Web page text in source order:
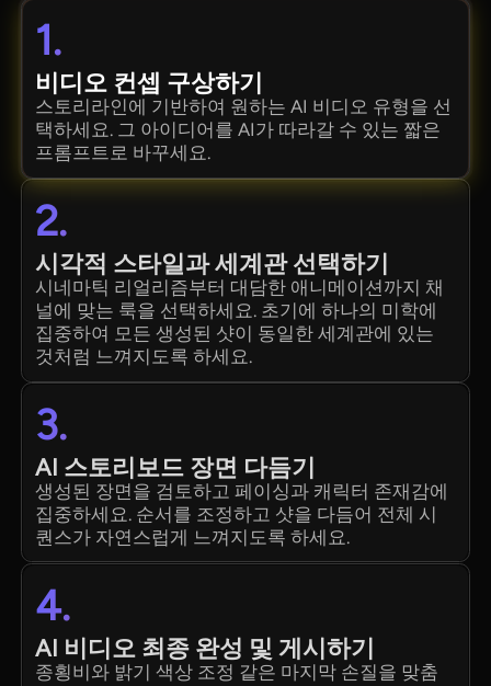
1.
비디오 컨셉 구상하기
스토리라인에 기반하여 원하는 AI 비디오 유형을 선
택하세요. 그 아이디어를 AI가 따라갈 수 있는 짧은
프롬프트로 바꾸세요.
2.
시각적 스타일과 세계관 선택하기
시네마틱 리얼리즘부터 대담한 애니메이션까지 채
널에 맞는 룩을 선택하세요. 초기에 하나의 미학에
집중하여 모든 생성된 샷이 동일한 세계관에 있는
것처럼 느껴지도록 하세요.
3.
AI 스토리보드 장면 다듬기
생성된 장면을 검토하고 페이싱과 캐릭터 존재감에
집중하세요. 순서를 조정하고 샷을 다듬어 전체 시
퀀스가 자연스럽게 느껴지도록 하세요.
4.
AI 비디오 최종 완성 및 게시하기
종횡비와 밝기 색상 조정 같은 마지막 손질을 맞춤